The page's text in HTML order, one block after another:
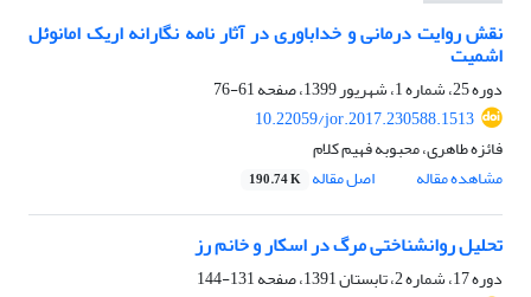
نقش روایت درمانی و خداباوری در آثار نامه نگارانه اریک امانوئل
اشمیت
دوره 25، شماره 1، شهریور 1399، صفحه
61-76
10.22059/jor.2017.230588.1513
فائزه طاهری، محبوبه فهیم کلام
مشاهده مقاله
اصل مقاله 190.74 K
تحلیل روانشناختی مرگ در اسکار و خانم رز
دوره 17، شماره 2، تابستان 1391، صفحه
131-144